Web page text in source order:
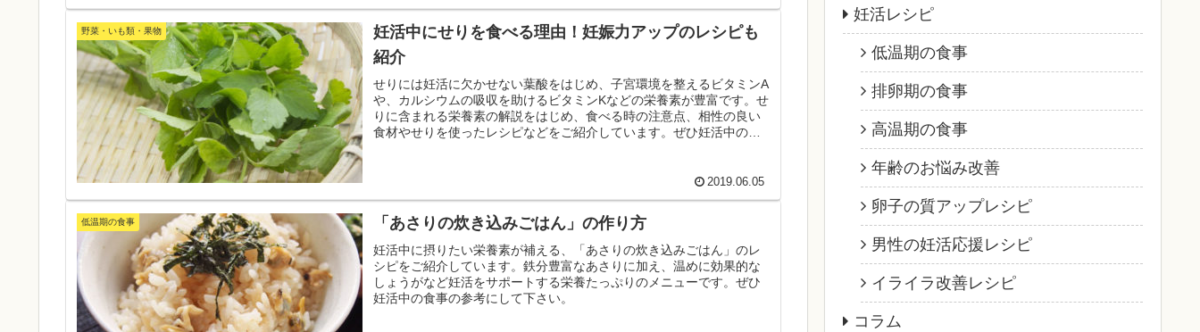
野菜・いも類・果物
妊活中にせりを食べる理由！妊娠力アップのレシピも
紹介
せりには妊活に欠かせない葉酸をはじめ、子宮環境を整えるビタミンA
や、カルシウムの吸収を助けるビタミンKなどの栄養素が豊富です。せ
りに含まれる栄養素の解説をはじめ、食べる時の注意点、相性の良い
食材やせりを使ったレシピなどをご紹介しています。ぜひ妊活中の食
2019.06.05
低温期の食事 「あさりの炊き込みごはん」の作り方
妊活中に摂りたい栄養素が補える、「あさりの炊き込みごはん」のレ
シピをご紹介しています。鉄分豊富なあさりに加え、温めに効果的な
しょうがなど妊活をサポートする栄養たっぷりのメニューです。ぜひ
妊活中の食事の参考にして下さい。
妊活レシピ
低温期の食事
排卵期の食事
高温期の食事
年齢のお悩み改善
卵子の質アップレシピ
男性の妊活応援レシピ
イライラ改善レシピ
コラム